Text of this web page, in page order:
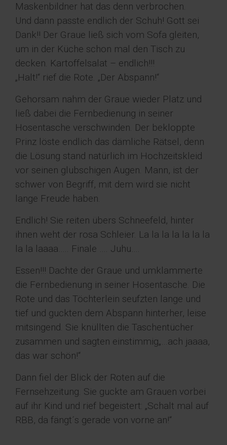
Maskenbildner hat das denn verbrochen.
Und dann passte endlich der Schuh! Gott sei
Dank!! Der Graue ließ sich vom Sofa gleiten,
um in der Küche schon mal den Tisch zu
decken. Kartoffelsalat – endlich!!!
„Halt!“ rief die Rote. „Der Abspann!“
Gehorsam nahm der Graue wieder Platz und
ließ dabei die Fernbedienung in seiner
Hosentasche verschwinden. Der bekloppte
Prinz löste endlich das dämliche Rätsel, denn
die Lösung stand natürlich im Hochzeitskleid
vor seinen glubschigen Augen. Mann, ist der
schwer von Begriff, mit dem wird sie nicht
lange Freude haben.
Endlich! Sie reiten übers Schneefeld, hinter
ihnen weht der rosa Schleier. La la la la la la la
la la laaaa….. Finale …. Juhu….
Essen!!! Dachte der Graue und umklammerte
die Fernbedienung in seiner Hosentasche. Die
Rote und das Töchterlein seufzten lange und
tief und guckten dem Abspann hinterher, leise
mitsingend. Sie knüllten die Taschentücher
zusammen und sagten einstimmig„…ach jaaaa,
das war schön!“
Dann fiel der Blick der Roten auf die
Fernsehzeitung. Sie guckte am Grauen vorbei
auf ihr Kind und rief begeistert: „Schalt mal auf
RBB, da fängt´s gerade von vorne an!“